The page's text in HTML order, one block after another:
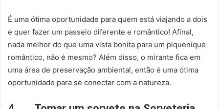
É uma ótima oportunidade para quem está viajando a dois
e quer fazer um passeio diferente e romântico! Afinal,
nada melhor do que uma vista bonita para um piquenique
romântico, não é mesmo? Além disso, o mirante fica em
uma área de preservação ambiental, então é uma ótima
oportunidade para se conectar com a natureza.